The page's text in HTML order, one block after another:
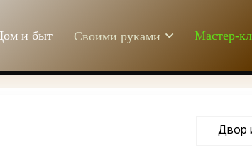
и быт Своими руками Мастер-
Двор